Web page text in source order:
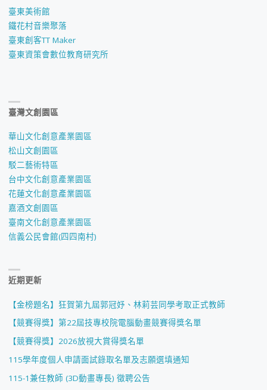
臺東美術館
鐵花村音樂聚落
臺東創客TT Maker
臺東資策會數位教育研究所
臺灣文創園區
華山文化創意產業園區
松山文創園區
駁二藝術特區
台中文化創意產業園區
花蓮文化創意產業園區
嘉酒文創園區
臺南文化創意產業園區
信義公民會館(四四南村)
近期更新
【金榜題名】狂賀第九屆郭冠妤、林莉芸同學考取正式教師
【競賽得獎】第22屆技專校院電腦動畫競賽得獎名單
【競賽得獎】2026放視大賞得獎名單
115學年度個人申請面試錄取名單及志願選填通知
115-1兼任教師 (3D動畫專長) 徵聘公告